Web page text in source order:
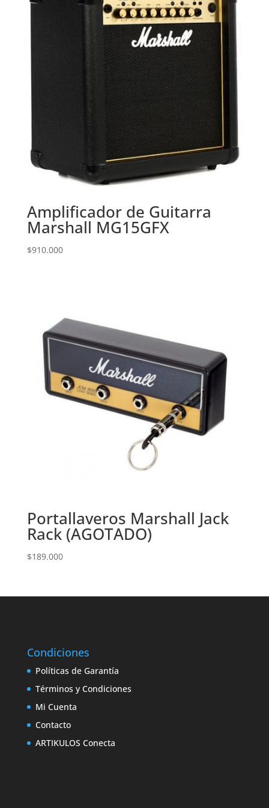
Amplificador de Guitarra
Marshall MG15GFX
$910.000
Portallaveros Marshall Jack
Rack (AGOTADO)
$189.000
Condiciones
Políticas de Garantía
Términos y Condiciones
Mi Cuenta
Contacto
ARTIKULOS Conecta